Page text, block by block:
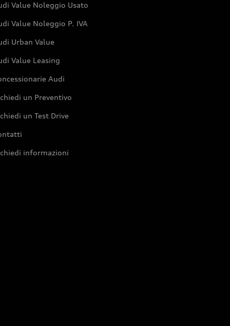
Value Noleggio Usato
Value Noleggio P. IVA
Urban Value
Value Leasing
Audi
un Preventivo
un Test Drive
informazioni